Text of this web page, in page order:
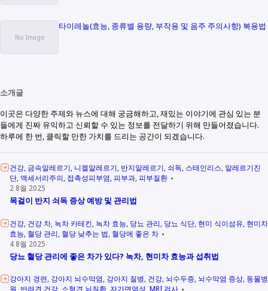
타이레놀(효능, 종류별 용량, 부작용 및 음주 주의사항) 복용법
소개글
이곳은 다양한 주제와 뉴스에 대해 궁금해하고, 재밌는 이야기에 관심 있는 분
들에게 진짜 유익하고 신뢰할 수 있는 정보를 전달하기 위해 만들어졌습니다.
하루에 한 번, 클릭할 만한 가치를 드리는 공간이 되겠습니다.
건강 금속알레르기 니켈알레르기 반지알레르기 쇠독 스테인리스 알레르기진
단 액세서리주의 접촉성피부염 피부과 피부질환
2 8월 2025
목걸이 반지 쇠독 증상 예방 및 관리법
건강 건강 차 녹차 카테킨 녹차 효능 당뇨 관리 당뇨 식단 현미 식이섬유 현미차
효능 혈당 관리 혈당 낮추는 법 혈당에 좋은 차
4 8월 2025
당뇨 혈당 관리에 좋은 차가 있다? 녹차, 현미차 효능과 섭취법
강아지 경련 강아지 뇌수막염 강아지 질병 건강 뇌수두증 뇌수막염 증상 동물병
원 반려견 건강 소형견 뇌질환 자가면역성 MRI 검사